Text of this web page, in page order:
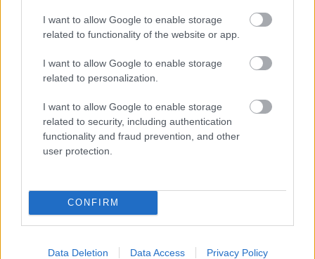
I want to allow Google to enable storage
related to functionality of the website or app.
I want to allow Google to enable storage
related to personalization.
I want to allow Google to enable storage
related to security, including authentication
functionality and fraud prevention, and other
user protection.
CONFIRM
Data Deletion Data Access Privacy Policy